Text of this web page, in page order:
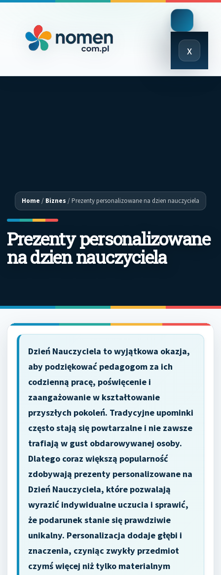
x
Close
Menu
Home / Biznes /Prezenty personalizowane na dzien nauczyciela
Prezenty personalizowane
na dzien nauczyciela
Dzień Nauczyciela to wyjątkowa okazja,
aby podziękować pedagogom za ich
codzienną pracę, poświęcenie i
zaangażowanie w kształtowanie
przyszłych pokoleń. Tradycyjne upominki
często stają się powtarzalne i nie zawsze
trafiają w gust obdarowywanej osoby.
Dlatego coraz większą popularność
zdobywają prezenty personalizowane na
Dzień Nauczyciela, które pozwalają
wyrazić indywidualne uczucia i sprawić,
że podarunek stanie się prawdziwie
unikalny. Personalizacja dodaje głębi i
znaczenia, czyniąc zwykły przedmiot
czymś więcej niż tylko materialnym